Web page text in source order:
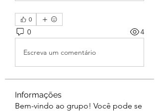
0
0 4
Escreva um comentário
Informações
Bem-vindo ao grupo! Você pode se